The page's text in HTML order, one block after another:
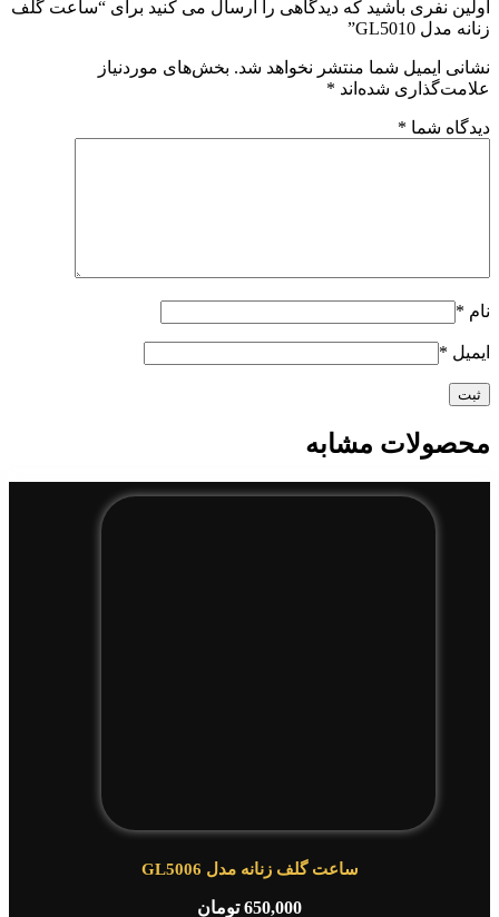
اولین نفری باشید که دیدگاهی را ارسال می کنید برای “ساعت گلف
زنانه مدل GL5010”
نشانی ایمیل شما منتشر نخواهد شد. بخش‌های موردنیاز
علامت‌گذاری شده‌اند *
دیدگاه شما *
نام *
ایمیل *
محصولات مشابه
ساعت گلف زنانه مدل GL5006
650,000 تومان